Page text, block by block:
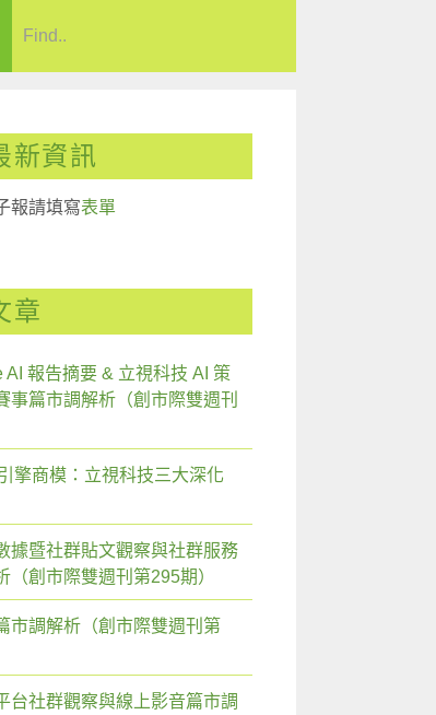
新資訊
報請填寫表單
章
AI 報告摘要 & 立視科技 AI 策
事篇市調解析（創市際雙週刊
擎商模：立視科技三大深化
據暨社群貼文觀察與社群服務
（創市際雙週刊第295期）
市調解析（創市際雙週刊第
台社群觀察與線上影音篇市調